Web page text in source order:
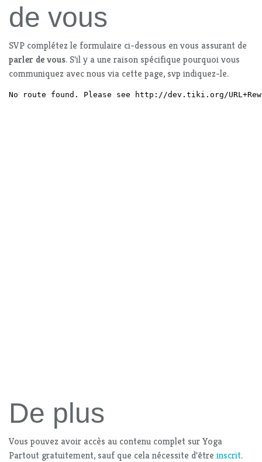
de vous
SVP complétez le formulaire ci-dessous en vous assurant de
parler de vous. S'il y a une raison spécifique pourquoi vous
communiquez avec nous via cette page, svp indiquez-le.
De plus
Vous pouvez avoir accès au contenu complet sur Yoga
Partout gratuitement, sauf que cela nécessite d'être inscrit.